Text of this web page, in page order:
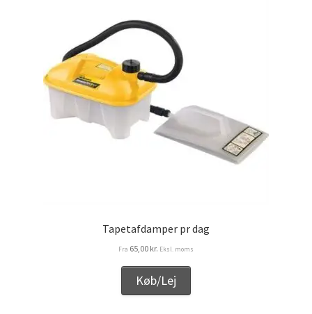
Tapetafdamper pr dag
Fra 65,00 kr. Eksl. moms
Køb/Lej